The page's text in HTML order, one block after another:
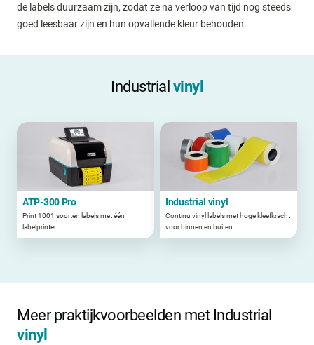
de labels duurzaam zijn, zodat ze na verloop van tijd nog steeds
goed leesbaar zijn en hun opvallende kleur behouden.
Industrial vinyl
ATP-300 Pro
Print 1001 soorten labels met één
labelprinter
Industrial vinyl
Continu vinyl labels met hoge kleefkracht
voor binnen en buiten
Meer praktijkvoorbeelden met Industrial
vinyl